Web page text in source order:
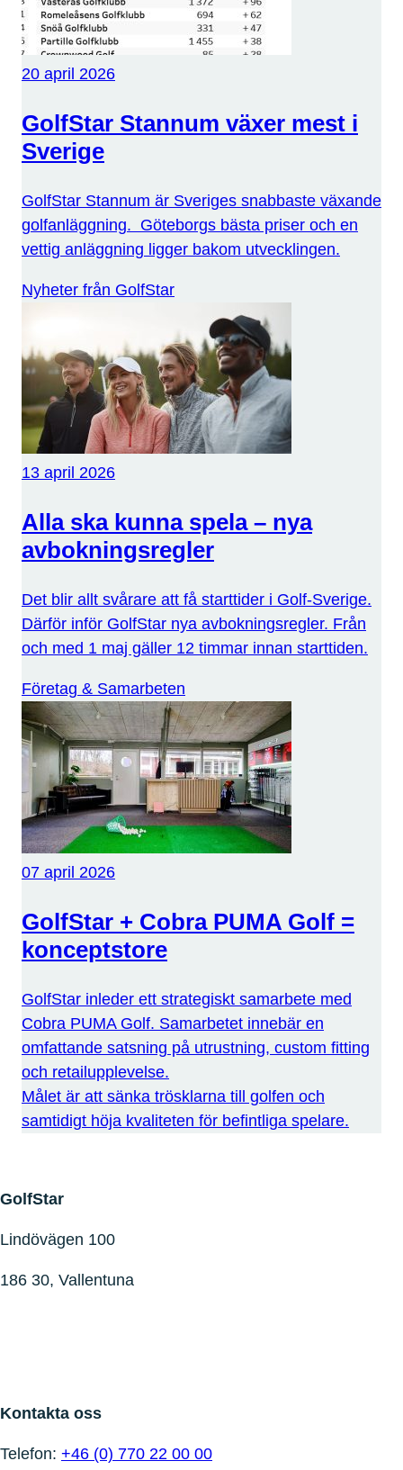
20 april 2026
GolfStar Stannum växer mest i
Sverige
GolfStar Stannum är Sveriges snabbaste växande
golfanläggning. Göteborgs bästa priser och en
vettig anläggning ligger bakom utvecklingen.
Nyheter från GolfStar
13 april 2026
Alla ska kunna spela – nya
avbokningsregler
Det blir allt svårare att få starttider i Golf-Sverige.
Därför inför GolfStar nya avbokningsregler. Från
och med 1 maj gäller 12 timmar innan starttiden.
Företag & Samarbeten
07 april 2026
GolfStar + Cobra PUMA Golf =
konceptstore
GolfStar inleder ett strategiskt samarbete med
Cobra PUMA Golf. Samarbetet innebär en
omfattande satsning på utrustning, custom fitting
och retailupplevelse.
Målet är att sänka trösklarna till golfen och
samtidigt höja kvaliteten för befintliga spelare.
GolfStar
Lindövägen 100
186 30, Vallentuna
Kontakta oss
Telefon: +46 (0) 770 22 00 00